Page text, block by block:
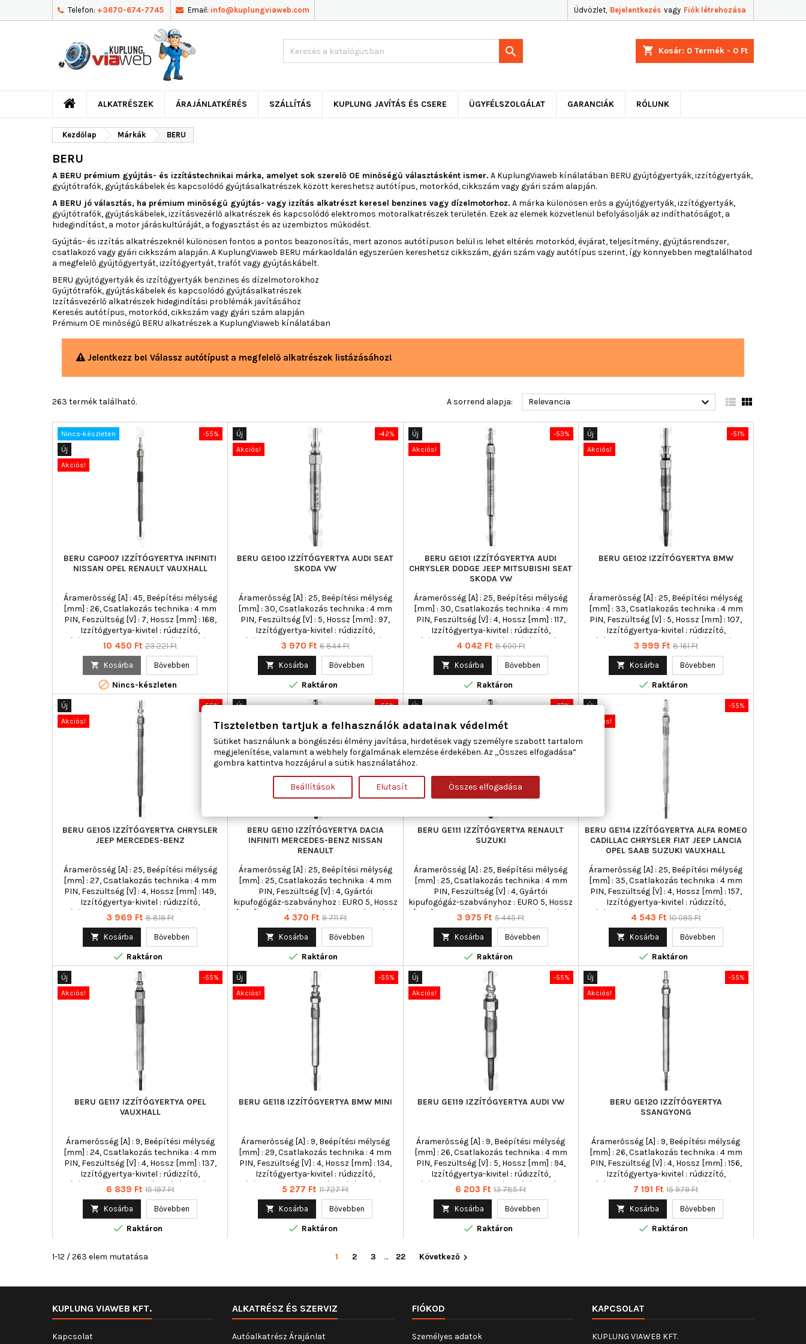
Telefon: +3670-674-7745 Email: info@kuplungviaweb.com Üdvözlet, Bejelentkezés vagy Fiók létrehozása
shopping_cart Kosár: 0 Termék - 0 Ft

ALKATRÉSZEK ÁRAJÁNLATKÉRÉS SZÁLLÍTÁS KUPLUNG JAVÍTÁS ÉS CSERE ÜGYFÉLSZOLGÁLAT GARANCIÁK RÓLUNK
Kezdőlap Márkák BERU
BERU
A BERU prémium gyújtás- és izzítástechnikai márka, amelyet sok szerelő OE minőségű választásként ismer. A KuplungViaweb kínálatában BERU gyújtógyertyák, izzítógyertyák,
gyújtótrafók, gyújtáskábelek és kapcsolódó gyújtásalkatrészek között kereshetsz autótípus, motorkód, cikkszám vagy gyári szám alapján.
A BERU jó választás, ha prémium minőségű gyújtás- vagy izzítás alkatrészt keresel benzines vagy dízelmotorhoz. A márka különösen erős a gyújtógyertyák, izzítógyertyák,
gyújtótrafók, gyújtáskábelek, izzításvezérlő alkatrészek és kapcsolódó elektromos motoralkatrészek területén. Ezek az elemek közvetlenül befolyásolják az indíthatóságot, a
hidegindítást, a motor járáskultúráját, a fogyasztást és az üzembiztos működést.
Gyújtás- és izzítás alkatrészeknél különösen fontos a pontos beazonosítás, mert azonos autótípuson belül is lehet eltérés motorkód, évjárat, teljesítmény, gyújtásrendszer,
csatlakozó vagy gyári cikkszám alapján. A KuplungViaweb BERU márkaoldalán egyszerűen kereshetsz cikkszám, gyári szám vagy autótípus szerint, így könnyebben megtalálhatod
a megfelelő gyújtógyertyát, izzítógyertyát, trafót vagy gyújtáskábelt.
BERU gyújtógyertyák és izzítógyertyák benzines és dízelmotorokhoz
Gyújtótrafók, gyújtáskábelek és kapcsolódó gyújtásalkatrészek
Izzításvezérlő alkatrészek hidegindítási problémák javításához
Keresés autótípus, motorkód, cikkszám vagy gyári szám alapján
Prémium OE minőségű BERU alkatrészek a KuplungViaweb kínálatában
Jelentkezz be! Válassz autótípust a megfelelő alkatrészek listázásához!
263 termék található. A sorrend alapja: Relevancia   
-55%
Nincs-készleten
Új
Akciós!
BERU CGP007 IZZÍTÓGYERTYA INFINITI
NISSAN OPEL RENAULT VAUXHALL
Áramerősség [A] : 45, Beépítési mélység
[mm] : 26, Csatlakozás technika : 4 mm
PIN, Feszültség [V] : 7, Hossz [mm] : 168,
Izzítógyertya-kivitel : rúdizzító,
Izzítógyertya-kivitel : utánizzításra képes,
Kónusz emelkedés : 63, Kulcsnyílás : 10
mm, Meghúzási nyomatékig [Nm] : 20,
Menetméret : M10x1,0, Min. meghúzási
nyomaték [Nm] : 15, Teljes hossz [mm] :
168, Törési nyomaték [Nm] : 35
Ár
10 450 Ft Normál
23 221 Ft
 Kosárba Bővebben
 Nincs-készleten
-42%
Új
Akciós!
BERU GE100 IZZÍTÓGYERTYA AUDI SEAT
SKODA VW
Áramerősség [A] : 25, Beépítési mélység
[mm] : 30, Csatlakozás technika : 4 mm
PIN, Feszültség [V] : 5, Hossz [mm] : 97,
Izzítógyertya-kivitel : rúdizzító,
Izzítógyertya-kivitel : utánizzításra képes,
Keverékképzés : Adagoló fúvókás
befecskendezés (PDE), Kónusz emelkedés
: 63, Kulcsnyílás : 10 mm, Meghúzási
nyomatékig [Nm] : 20, Menetméret :
M10x1,0, Min. meghúzási nyomaték [Nm] :
15, Teljes hossz [mm] : 97, Törési nyomaték
Ár
3 970 Ft Normál
6 844 Ft
 Kosárba Bővebben
 Raktáron
-53%
Új
Akciós!
BERU GE101 IZZÍTÓGYERTYA AUDI
CHRYSLER DODGE JEEP MITSUBISHI SEAT
SKODA VW
Áramerősség [A] : 25, Beépítési mélység
[mm] : 30, Csatlakozás technika : 4 mm
PIN, Feszültség [V] : 4, Hossz [mm] : 117,
Izzítógyertya-kivitel : rúdizzító,
Izzítógyertya-kivitel : utánizzításra képes,
Keverékképzés : Adagoló fúvókás
befecskendezés (PDE), Kónusz emelkedés
: 93, Kulcsnyílás : 8 mm, Meghúzási
nyomatékig [Nm] : 10, Menetméret :
M8x1,0, Min. meghúzási nyomaték [Nm] : 8,
Teljes hossz [mm] : 117, Törési nyomaték
Ár
4 042 Ft Normál
8 600 Ft
 Kosárba Bővebben
 Raktáron
-51%
Új
Akciós!
BERU GE102 IZZÍTÓGYERTYA BMW
Áramerősség [A] : 25, Beépítési mélység
[mm] : 33, Csatlakozás technika : 4 mm
PIN, Feszültség [V] : 5, Hossz [mm] : 107,
Izzítógyertya-kivitel : rúdizzító,
Izzítógyertya-kivitel : utánizzításra képes,
Kónusz emelkedés : 63, Kulcsnyílás : 10
mm, Meghúzási nyomatékig [Nm] : 20,
Menetméret : M10x1,0, Min. meghúzási
nyomaték [Nm] : 15, Teljes hossz [mm] :
107, Törési nyomaték [Nm] : 35
Ár
3 999 Ft Normál
8 161 Ft
 Kosárba Bővebben
 Raktáron
-55%
Új
Akciós!
BERU GE105 IZZÍTÓGYERTYA CHRYSLER
JEEP MERCEDES-BENZ
Áramerősség [A] : 25, Beépítési mélység
[mm] : 27, Csatlakozás technika : 4 mm
PIN, Feszültség [V] : 4, Hossz [mm] : 149,
Izzítógyertya-kivitel : rúdizzító,
Izzítógyertya-kivitel : utánizzításra képes,
Kónusz emelkedés : 93, Kulcsnyílás : 8
mm, Meghúzási nyomatékig [Nm] : 10,
Menetméret : M8x1,0, Min. meghúzási
nyomaték [Nm] : 8, Teljes hossz [mm] : 149,
Törési nyomaték [Nm] : 20
Ár
3 969 Ft Normál
8 819 Ft
 Kosárba Bővebben
 Raktáron
-55%
Új
Akciós!
BERU GE110 IZZÍTÓGYERTYA DACIA
INFINITI MERCEDES-BENZ NISSAN
RENAULT
Áramerősség [A] : 25, Beépítési mélység
[mm] : 25, Csatlakozás technika : 4 mm
PIN, Feszültség [V] : 4, Gyártói
kipufogógáz-szabványhoz : EURO 5, Hossz
[mm] : 97, Izzítógyertya-kivitel : rúdizzító,
Izzítógyertya-kivitel : utánizzításra képes,
Kónusz emelkedés : 63, Kulcsnyílás : 10
mm, Meghúzási nyomatékig [Nm] : 20,
Menetméret : M10x1,0, Min. meghúzási
nyomaték [Nm] : 15, Teljes hossz [mm] : 97,
Törési nyomaték [Nm] : 35
Ár
4 370 Ft Normál
9 711 Ft
 Kosárba Bővebben
 Raktáron
-27%
Új
Akciós!
BERU GE111 IZZÍTÓGYERTYA RENAULT
SUZUKI
Áramerősség [A] : 25, Beépítési mélység
[mm] : 25, Csatlakozás technika : 4 mm
PIN, Feszültség [V] : 4, Gyártói
kipufogógáz-szabványhoz : EURO 5, Hossz
[mm] : 91, Izzítógyertya-kivitel : rúdizzító,
Izzítógyertya-kivitel : utánizzításra képes,
Kónusz emelkedés : 63, Kulcsnyílás : 10
mm, Meghúzási nyomatékig [Nm] : 20,
Menetméret : M10x1,0, Min. meghúzási
nyomaték [Nm] : 15, Teljes hossz [mm] : 91,
Törési nyomaték [Nm] : 35
Ár
3 975 Ft Normál
5 445 Ft
 Kosárba Bővebben
 Raktáron
-55%
Új
Akciós!
BERU GE114 IZZÍTÓGYERTYA ALFA ROMEO
CADILLAC CHRYSLER FIAT JEEP LANCIA
OPEL SAAB SUZUKI VAUXHALL
Áramerősség [A] : 25, Beépítési mélység
[mm] : 35, Csatlakozás technika : 4 mm
PIN, Feszültség [V] : 4, Hossz [mm] : 157,
Izzítógyertya-kivitel : rúdizzító,
Izzítógyertya-kivitel : utánizzításra képes,
Kónusz emelkedés : 93, Kulcsnyílás : 9
mm, Meghúzási nyomatékig [Nm] : 10,
Menetméret : M9x1,0, Min. meghúzási
nyomaték [Nm] : 8, Teljes hossz [mm] : 157,
Törési nyomaték [Nm] : 22
Ár
4 543 Ft Normál
10 095 Ft
 Kosárba Bővebben
 Raktáron
-55%
Új
Akciós!
BERU GE117 IZZÍTÓGYERTYA OPEL
VAUXHALL
Áramerősség [A] : 9, Beépítési mélység
[mm] : 24, Csatlakozás technika : 4 mm
PIN, Feszültség [V] : 4, Hossz [mm] : 137,
Izzítógyertya-kivitel : rúdizzító,
Izzítógyertya-kivitel : utánizzításra képes,
Kónusz emelkedés : 121, Kulcsnyílás : 10
mm, Meghúzási nyomatékig [Nm] : 20,
Menetméret : M10x1,25, Min. meghúzási
nyomaték [Nm] : 15, Teljes hossz [mm] :
Ár
6 839 Ft Normál
15 197 Ft
 Kosárba Bővebben
 Raktáron
-55%
Új
Akciós!
BERU GE118 IZZÍTÓGYERTYA BMW MINI
Áramerősség [A] : 9, Beépítési mélység
[mm] : 29, Csatlakozás technika : 4 mm
PIN, Feszültség [V] : 4, Hossz [mm] : 134,
Izzítógyertya-kivitel : rúdizzító,
Izzítógyertya-kivitel : utánizzításra képes,
Kónusz emelkedés : 63, Kulcsnyílás : 10
mm, Meghúzási nyomatékig [Nm] : 20,
Menetméret : M10x1,0, Min. meghúzási
nyomaték [Nm] : 15, Teljes hossz [mm] :
Ár
5 277 Ft Normál
11 727 Ft
 Kosárba Bővebben
 Raktáron
-55%
Új
Akciós!
BERU GE119 IZZÍTÓGYERTYA AUDI VW
Áramerősség [A] : 9, Beépítési mélység
[mm] : 26, Csatlakozás technika : 4 mm
PIN, Feszültség [V] : 5, Hossz [mm] : 94,
Izzítógyertya-kivitel : rúdizzító,
Izzítógyertya-kivitel : utánizzításra képes,
Kónusz emelkedés : 63, Kulcsnyílás : 10
mm, Meghúzási nyomatékig [Nm] : 20,
Menetméret : M10x1,0, Min. meghúzási
nyomaték [Nm] : 15, Teljes hossz [mm] : 94,
Ár
6 203 Ft Normál
13 785 Ft
 Kosárba Bővebben
 Raktáron
-55%
Új
Akciós!
BERU GE120 IZZÍTÓGYERTYA
SSANGYONG
Áramerősség [A] : 9, Beépítési mélység
[mm] : 26, Csatlakozás technika : 4 mm
PIN, Feszültség [V] : 4, Hossz [mm] : 156,
Izzítógyertya-kivitel : rúdizzító,
Izzítógyertya-kivitel : utánizzításra képes,
Kónusz emelkedés : 119, Kulcsnyílás : 10
mm, Meghúzási nyomatékig [Nm] : 20,
Menetméret : M10x1,25, Min. meghúzási
nyomaték [Nm] : 15, Teljes hossz [mm] :
Ár
7 191 Ft Normál
15 979 Ft
 Kosárba Bővebben
 Raktáron
1-12 / 263 elem mutatása 1 2 3 … 22 Következő 
KUPLUNG VIAWEB KFT.
Kapcsolat
ALKATRÉSZ ÉS SZERVIZ
Autóalkatrész Árajánlat
FIÓKOD
Személyes adatok
KAPCSOLAT
KUPLUNG VIAWEB KFT.
Tiszteletben tartjuk a felhasználók adatainak védelmét
Sütiket használunk a böngészési élmény javítása, hirdetések vagy személyre szabott tartalom
megjelenítése, valamint a webhely forgalmának elemzése érdekében. Az „Összes elfogadása”
gombra kattintva hozzájárul a sütik használatához.
Beállítások Elutasít Összes elfogadása